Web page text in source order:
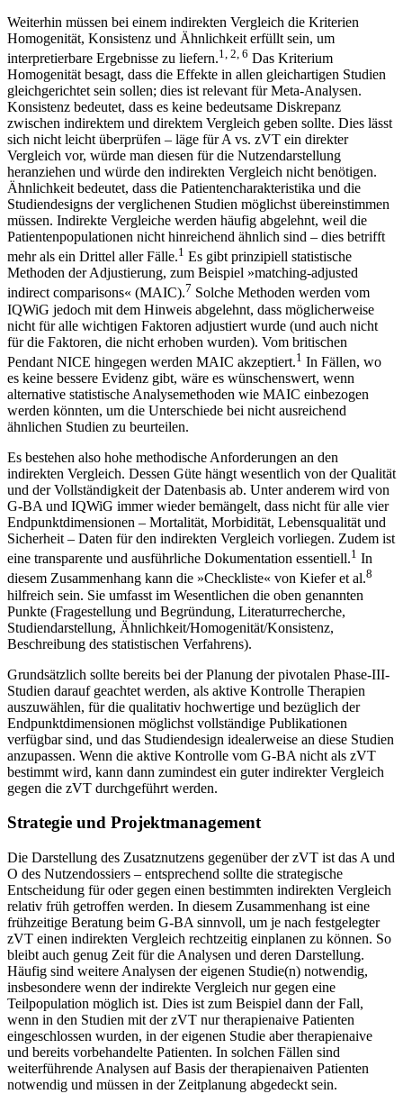
Weiterhin müssen bei einem indirekten Vergleich die Kriterien
Homogenität, Konsistenz und Ähnlichkeit erfüllt sein, um
interpretierbare Ergebnisse zu liefern.1, 2, 6 Das Kriterium
Homogenität besagt, dass die Effekte in allen gleichartigen Studien
gleichgerichtet sein sollen; dies ist relevant für Meta-Analysen.
Konsistenz bedeutet, dass es keine bedeutsame Diskrepanz
zwischen indirektem und direktem Vergleich geben sollte. Dies lässt
sich nicht leicht überprüfen – läge für A vs. zVT ein direkter
Vergleich vor, würde man diesen für die Nutzendarstellung
heranziehen und würde den indirekten Vergleich nicht benötigen.
Ähnlichkeit bedeutet, dass die Patientencharakteristika und die
Studiendesigns der verglichenen Studien möglichst übereinstimmen
müssen. Indirekte Vergleiche werden häufig abgelehnt, weil die
Patientenpopulationen nicht hinreichend ähnlich sind – dies betrifft
mehr als ein Drittel aller Fälle.1 Es gibt prinzipiell statistische
Methoden der Adjustierung, zum Beispiel »matching-adjusted
indirect comparisons« (MAIC).7 Solche Methoden werden vom
IQWiG jedoch mit dem Hinweis abgelehnt, dass möglicherweise
nicht für alle wichtigen Faktoren adjustiert wurde (und auch nicht
für die Faktoren, die nicht erhoben wurden). Vom britischen
Pendant NICE hingegen werden MAIC akzeptiert.1 In Fällen, wo
es keine bessere Evidenz gibt, wäre es wünschenswert, wenn
alternative statistische Analysemethoden wie MAIC einbezogen
werden könnten, um die Unterschiede bei nicht ausreichend
ähnlichen Studien zu beurteilen.
Es bestehen also hohe methodische Anforderungen an den
indirekten Vergleich. Dessen Güte hängt wesentlich von der Qualität
und der Vollständigkeit der Datenbasis ab. Unter anderem wird von
G-BA und IQWiG immer wieder bemängelt, dass nicht für alle vier
Endpunktdimensionen – Mortalität, Morbidität, Lebensqualität und
Sicherheit – Daten für den indirekten Vergleich vorliegen. Zudem ist
eine transparente und ausführliche Dokumentation essentiell.1 In
diesem Zusammenhang kann die »Checkliste« von Kiefer et al.8
hilfreich sein. Sie umfasst im Wesentlichen die oben genannten
Punkte (Fragestellung und Begründung, Literaturrecherche,
Studiendarstellung, Ähnlichkeit/Homogenität/Konsistenz,
Beschreibung des statistischen Verfahrens).
Grundsätzlich sollte bereits bei der Planung der pivotalen Phase-III-
Studien darauf geachtet werden, als aktive Kontrolle Therapien
auszuwählen, für die qualitativ hochwertige und bezüglich der
Endpunktdimensionen möglichst vollständige Publikationen
verfügbar sind, und das Studiendesign idealerweise an diese Studien
anzupassen. Wenn die aktive Kontrolle vom G-BA nicht als zVT
bestimmt wird, kann dann zumindest ein guter indirekter Vergleich
gegen die zVT durchgeführt werden.
Strategie und Projektmanagement
Die Darstellung des Zusatznutzens gegenüber der zVT ist das A und
O des Nutzendossiers – entsprechend sollte die strategische
Entscheidung für oder gegen einen bestimmten indirekten Vergleich
relativ früh getroffen werden. In diesem Zusammenhang ist eine
frühzeitige Beratung beim G-BA sinnvoll, um je nach festgelegter
zVT einen indirekten Vergleich rechtzeitig einplanen zu können. So
bleibt auch genug Zeit für die Analysen und deren Darstellung.
Häufig sind weitere Analysen der eigenen Studie(n) notwendig,
insbesondere wenn der indirekte Vergleich nur gegen eine
Teilpopulation möglich ist. Dies ist zum Beispiel dann der Fall,
wenn in den Studien mit der zVT nur therapienaive Patienten
eingeschlossen wurden, in der eigenen Studie aber therapienaive
und bereits vorbehandelte Patienten. In solchen Fällen sind
weiterführende Analysen auf Basis der therapienaiven Patienten
notwendig und müssen in der Zeitplanung abgedeckt sein.